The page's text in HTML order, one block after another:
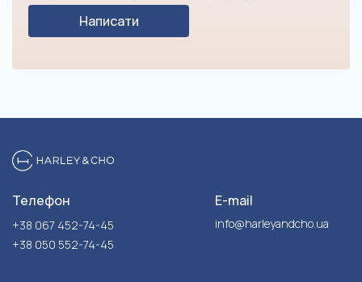
Написати
Телефон
+38 067 452-74-45
+38 050 552-74-45
E-mail
info@harleyandcho.ua